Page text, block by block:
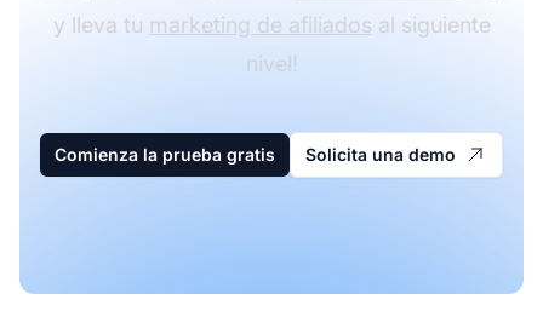
y lleva tu marketing de afiliados al siguiente
nivel!
Comienza la prueba gratis Solicita una demo